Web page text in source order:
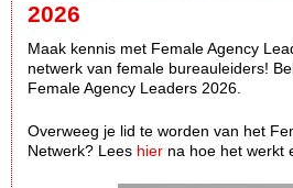
2026
Maak kennis met Female Agency
netwerk van female bureauleiders!
Female Agency Leaders 2026.
Overweeg je lid te worden van het
Netwerk? Lees hier na hoe het werkt